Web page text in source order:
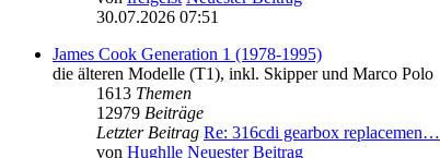
30.07.2026 07:51
James Cook Generation 1 (1978-1995)
die älteren Modelle (T1), inkl. Skipper und Marco Polo
1613 Themen
12979 Beiträge
Letzter Beitrag Re: 316cdi gearbox replacemen…
von Hughlle Neuester Beitrag